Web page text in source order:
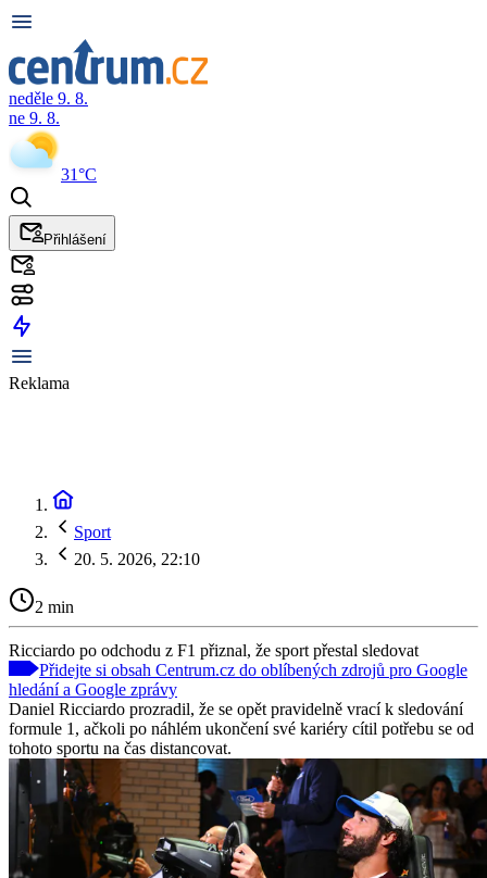
neděle 9. 8.
ne 9. 8.
31°C
Přihlášení
Reklama
Sport
20. 5. 2026, 22:10
2 min
Ricciardo po odchodu z F1 přiznal, že sport přestal sledovat
Přidejte si obsah Centrum.cz do oblíbených zdrojů pro Google
hledání a Google zprávy
Daniel Ricciardo prozradil, že se opět pravidelně vrací k sledování
formule 1, ačkoli po náhlém ukončení své kariéry cítil potřebu se od
tohoto sportu na čas distancovat.